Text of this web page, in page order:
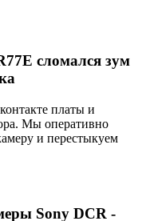
сломался зум
платы и
Мы оперативно
и перестыкуем
Sony DCR -